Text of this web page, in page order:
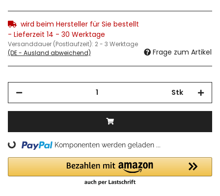
wird beim Hersteller für Sie bestellt
- Lieferzeit 14 - 30 Werktage
Versanddauer (Postlaufzeit): 2 - 3 Werktage
(DE - Ausland abweichend)
Frage zum Artikel
Stk
Loading... Komponenten werden geladen ...